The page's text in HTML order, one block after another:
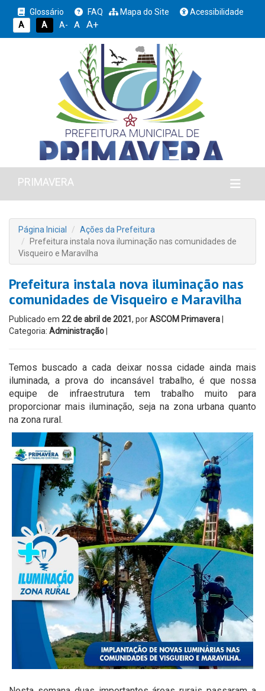
Glossário FAQ Mapa do Site
Acessibilidade
A
A A- A A+
PRIMAVERA
Página Inicial
Ações da Prefeitura
Prefeitura instala nova iluminação nas comunidades de
Visqueiro e Maravilha
Prefeitura instala nova iluminação nas
comunidades de Visqueiro e Maravilha
Publicado em 22 de abril de 2021 , porASCOM Primavera
Categoria: Administração
Temos buscado a cada deixar nossa cidade ainda mais
iluminada, a prova do incansável trabalho, é que nossa
equipe de infraestrutura tem trabalho muito para
proporcionar mais iluminação, seja na zona urbana quanto
na zona rural.